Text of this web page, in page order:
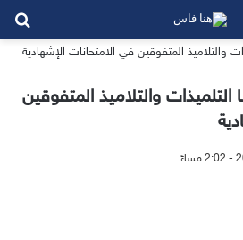
التلميذات والتلاميذ المتفوقين